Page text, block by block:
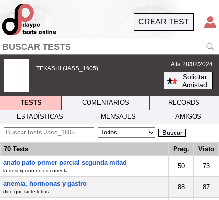
CREAR TEST
TEKASHI (JASS_1605)
Alta:28/02/2024
Solicitar
Amistad
TESTS COMENTARIOS
RÉCORDS
ESTADÍSTICAS
MENSAJES AMIGOS
Buscar
70 Tests Preg.
Visto
anato pato primer parcial segunda mitad
la descripcion no es correcta
50 73
anemia, hormonas y gastro
dice que siete letras
88 87